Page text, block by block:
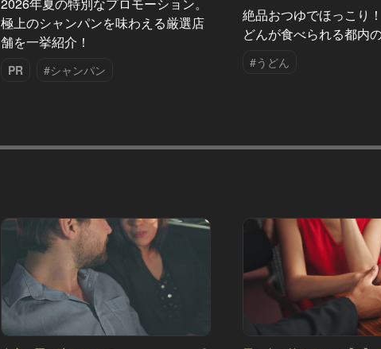
極上のシャンパンを味わえる厳選店
舗を一挙紹介！
PR #シャンパン
絶品おつゆでほっこり
どんが食べられる都内
#うどん